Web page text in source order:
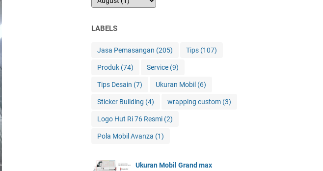
LABELS
Jasa Pemasangan (205) Tips (107)
Produk (74) Service (9)
Tips Desain (7) Ukuran Mobil (6)
Sticker Building (4) wrapping custom (3)
Logo Hut Ri 76 Resmi (2)
Pola Mobil Avanza (1)
Ukuran Mobil Grand max